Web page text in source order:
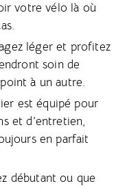
votre vélo là où
léger et profitez
soin de
à un autre.
est équipé pour
et d’entretien,
en parfait
débutant ou que